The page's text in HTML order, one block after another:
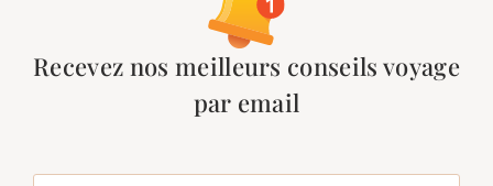
Recevez nos meilleurs conseils voyage
par email